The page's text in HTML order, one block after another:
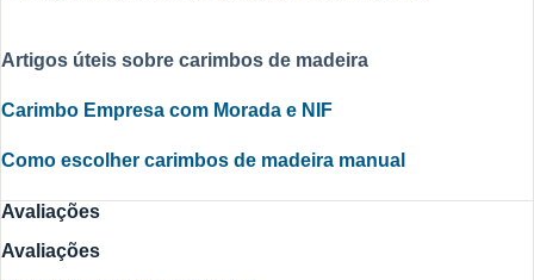
Artigos úteis sobre carimbos de madeira
Carimbo Empresa com Morada e NIF
Como escolher carimbos de madeira manual
Avaliações
Avaliações